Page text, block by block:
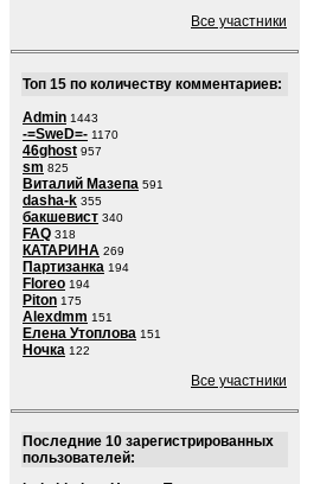
Все участники
Топ 15 по количеству комментариев:
Admin 1443
-=SweD=- 1170
46ghost 957
sm 825
Виталий Мазепа 591
dasha-k 355
бакшевист 340
FAQ 318
КАТАРИНА 269
Партизанка 194
Floreo 194
Piton 175
Alexdmm 151
Елена Утоплова 151
Ночка 122
Все участники
Последние 10 зарегистрированных
пользователей: